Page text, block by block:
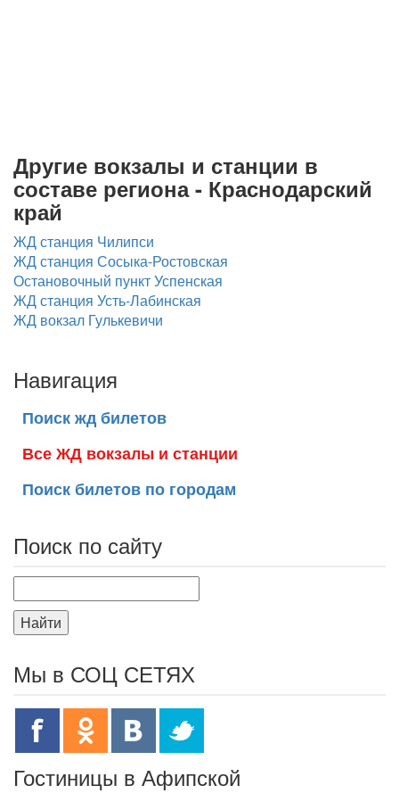
Другие вокзалы и станции в
составе региона - Краснодарский
край
ЖД станция Чилипси
ЖД станция Сосыка-Ростовская
Остановочный пункт Успенская
ЖД станция Усть-Лабинская
ЖД вокзал Гулькевичи
Навигация
Поиск жд билетов
Все ЖД вокзалы и станции
Поиск билетов по городам
Поиск по сайту
Найти
Мы в СОЦ СЕТЯХ
Гостиницы в Афипской